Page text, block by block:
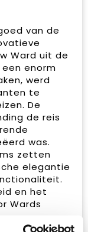
van de
Ward uit de
een enorm
werd
te
De
de reis
was.
zetten
elegantie
en het
Wards